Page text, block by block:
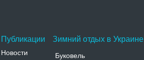
Публикации
Новости
Зимний отдых в Украине
Буковель